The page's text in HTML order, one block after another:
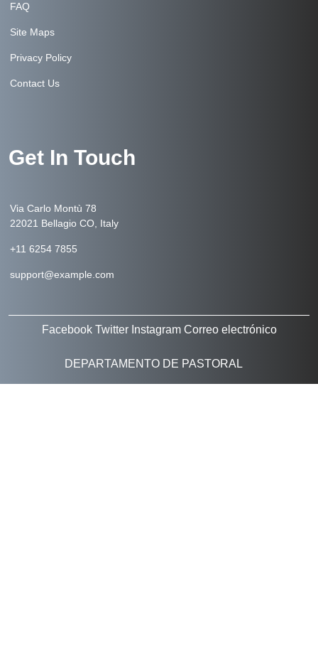
FAQ
Site Maps
Privacy Policy
Contact Us
Get In Touch
Via Carlo Montù 78
22021 Bellagio CO, Italy
+11 6254 7855
support@example.com
Facebook Twitter Instagram Correo electrónico
DEPARTAMENTO DE PASTORAL